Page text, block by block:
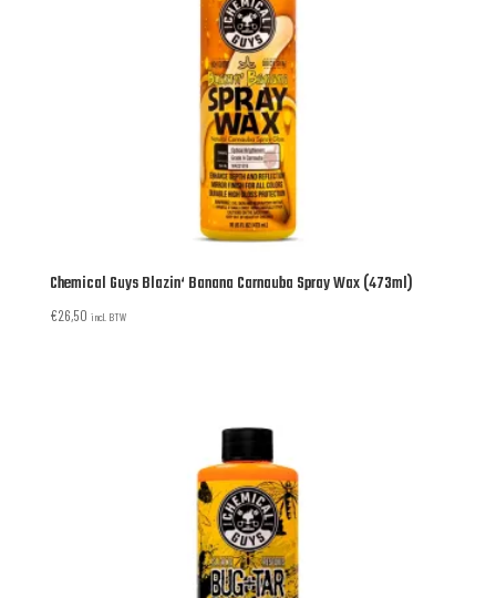
Chemical Guys Blazin‘ Banana Carnauba Spray Wax (473ml)
€26,50 incl. BTW